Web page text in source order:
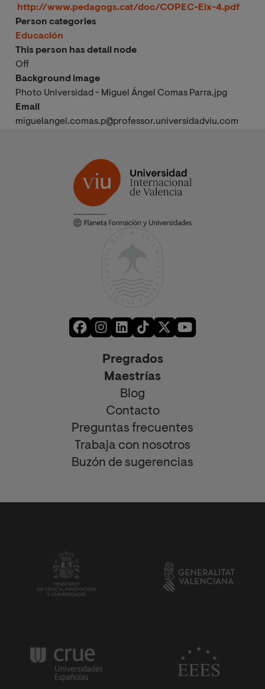
http://www.pedagogs.cat/doc/COPEC-Eix-4.pdf
Person categories
Educación
This person has detail node
Off
Background image
Photo Universidad - Miguel Ángel Comas Parra.jpg
Email
miguelangel.comas.p@professor.universidadviu.com
Pregrados
Maestrías
Blog
Contacto
Preguntas frecuentes
Trabaja con nosotros
Buzón de sugerencias